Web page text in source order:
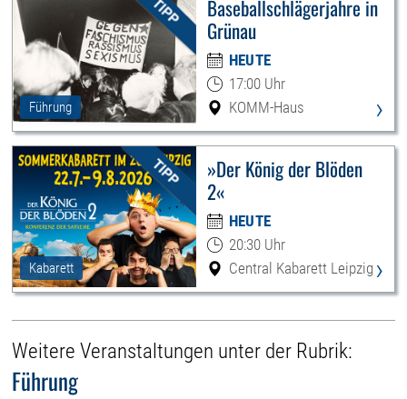
Führung
Baseballschlägerjahre in
Grünau
HEUTE
17:00 Uhr
KOMM-Haus
›
Kabarett
»Der König der Blöden
2«
HEUTE
20:30 Uhr
Central Kabarett Leipzig ›
Weitere Veranstaltungen unter der Rubrik:
Führung